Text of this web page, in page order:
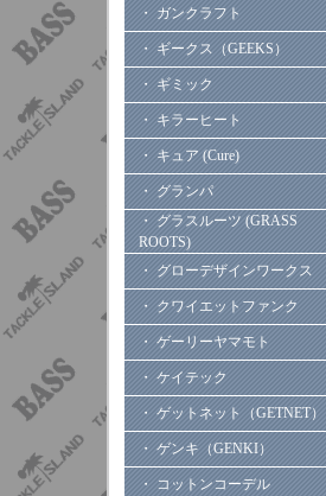
・ ガンクラフト
・ ギークス（GEEKS）
・ ギミック
・ キラーヒート
・ キュア (Cure)
・ グランパ
・ グラスルーツ (GRASS
ROOTS)
・ グローデザインワークス
・ クワイエットファンク
・ ゲーリーヤマモト
・ ケイテック
・ ゲットネット（GETNET）
・ ゲンキ（GENKI）
・ コットンコーデル